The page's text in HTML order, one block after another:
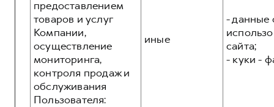
предоставлением
товаров и услуг
Компании,
осуществление
мониторинга,
контроля продаж и
обслуживания
Пользователя:
иные
- данные
сайта;
- куки -